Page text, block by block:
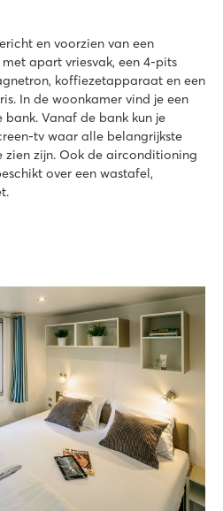
en voorzien van een
apart vriesvak, een 4-pits
koffiezetapparaat en een
In de woonkamer vind je een
Vanaf de bank kun je
tv waar alle belangrijkste
zien zijn. Ook de airconditioning
over een wastafel,